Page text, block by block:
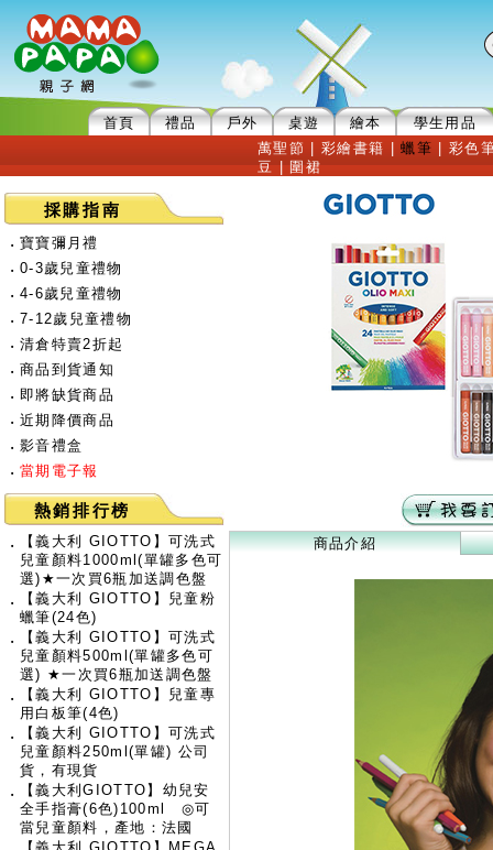
首頁 禮品 戶外 桌遊 繪本
學生用品
萬聖節
彩繪書籍 |蠟筆 |彩色
豆|圍裙
採購指南
‧ 寶寶彌月禮
‧ 0-3歲兒童禮物
‧ 4-6歲兒童禮物
‧ 7-12歲兒童禮物
‧ 清倉特賣2折起
‧ 商品到貨通知
‧ 即將缺貨商品
‧ 近期降價商品
‧ 影音禮盒
‧ 當期電子報
熱銷排行榜
‧
【義大利 GIOTTO】可洗式
兒童顏料1000ml(單罐多色可
選)★一次買6瓶加送調色盤
‧
【義大利 GIOTTO】兒童粉
蠟筆(24色)
‧
【義大利 GIOTTO】可洗式
兒童顏料500ml(單罐多色可
選) ★一次買6瓶加送調色盤
‧
【義大利 GIOTTO】兒童專
用白板筆(4色)
‧
【義大利 GIOTTO】可洗式
兒童顏料250ml(單罐) 公司
貨，有現貨
‧
【義大利GIOTTO】幼兒安
全手指膏(6色)100ml ◎可
當兒童顏料，產地：法國
商品介紹